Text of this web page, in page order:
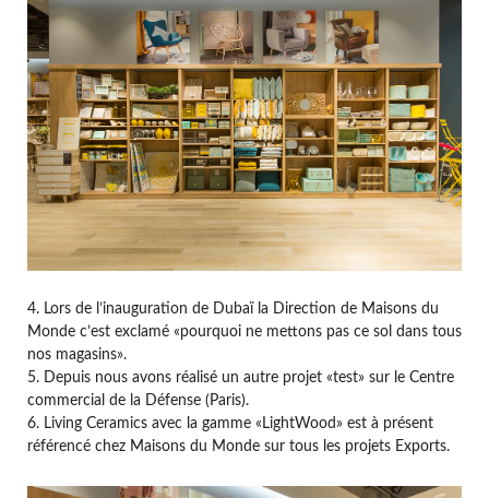
4. Lors de l’inauguration de Dubaï la Direction de Maisons du
Monde c’est exclamé «pourquoi ne mettons pas ce sol dans tous
nos magasins».
5. Depuis nous avons réalisé un autre projet «test» sur le Centre
commercial de la Défense (Paris).
6. Living Ceramics avec la gamme «LightWood» est à présent
référencé chez Maisons du Monde sur tous les projets Exports.